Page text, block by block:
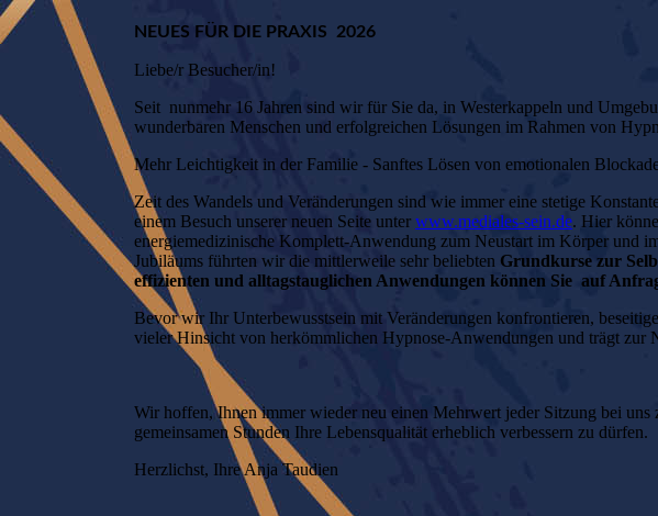
NEUES FÜR DIE PRAXIS 2026
Liebe/r Besucher/in!
Seit nunmehr 16 Jahren sind wir für Sie da, in Westerkappeln und
wunderbaren Menschen und erfolgreichen Lösungen im Rahmen von
Mehr Leichtigkeit in der Familie - Sanftes Lösen von emotionalen
Zeit des Wandels und Veränderungen sind wie immer eine stetige
einem Besuch unserer neuen Seite unter www.mediales-sein.de. Hier
energiemedizinische Komplett-Anwendung zum Neustart im Körper und
Jubiläums führten wir die mittlerweile sehr beliebten Grundkurse zur
effizienten und alltagstauglichen Anwendungen können Sie auf
Bevor wir Ihr Unterbewusstsein mit Veränderungen konfrontieren,
vieler Hinsicht von herkömmlichen Hypnose-Anwendungen und trägt zur
Wir hoffen, Ihnen immer wieder neu einen Mehrwert jeder Sitzung bei uns
gemeinsamen Stunden Ihre Lebensqualität erheblich verbessern zu dürfen.
Herzlichst, Ihre Anja Taudien